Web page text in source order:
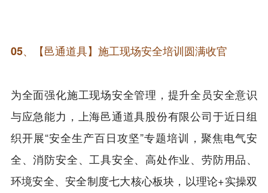
05、 【邑通道具】施工现场安全培训圆满收官
为全面强化施工现场安全管理，提升全员安全意识
与应急能力，上海邑通道具股份有限公司于近日组
织开展“安全生产百日攻坚”专题培训，聚焦电气安
全、消防安全、工具安全、高处作业、劳防用品、
环境安全、安全制度七大核心板块，以理论+实操双